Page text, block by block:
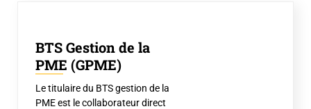
BTS Gestion de la
PME (GPME)
Le titulaire du BTS gestion de la
PME est le collaborateur direct